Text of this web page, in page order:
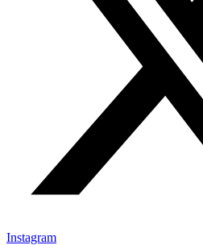
Instagram